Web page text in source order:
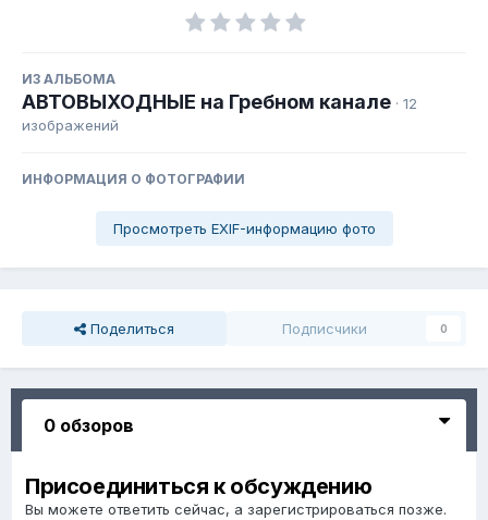
ИЗ АЛЬБОМА
АВТОВЫХОДНЫЕ на Гребном канале · 12
изображений
ИНФОРМАЦИЯ О ФОТОГРАФИИ
Просмотреть EXIF-информацию фото
Поделиться Подписчики 0
0 обзоров
Присоединиться к обсуждению
Вы можете ответить сейчас, а зарегистрироваться позже.